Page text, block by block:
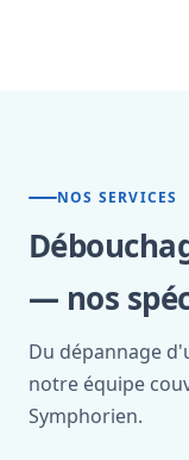
NOS SERVICES
— nos
Du dépannage
notre équipe
Symphorien.